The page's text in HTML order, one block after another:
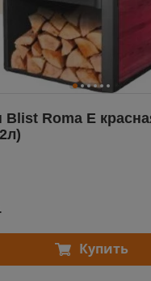
Blist Roma E
Купить